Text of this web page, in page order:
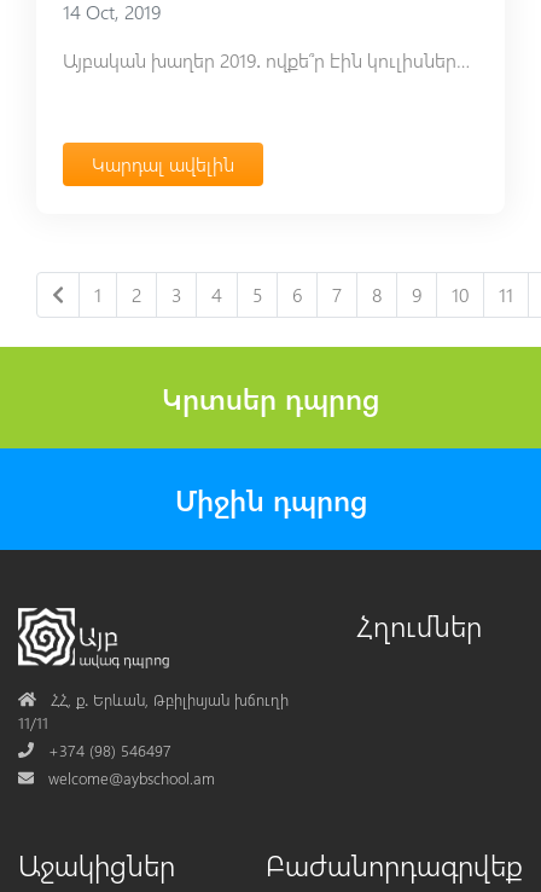
14 Oct, 2019
Այբական խաղեր 2019․ ովքե՞ր էին կուլիսներում
Կարդալ ավելին
1 2 3 4 5 6 7 8 9 10 11
Կրտսեր դպրոց
Միջին դպրոց
AddressՀՀ, ք․ Երևան, Թբիլիսյան խճուղի
11/11
Phone+374 (98) 546497
Mail
welcome@aybschool.am
Հղումներ
Աջակիցներ Բաժանորդագրվեք